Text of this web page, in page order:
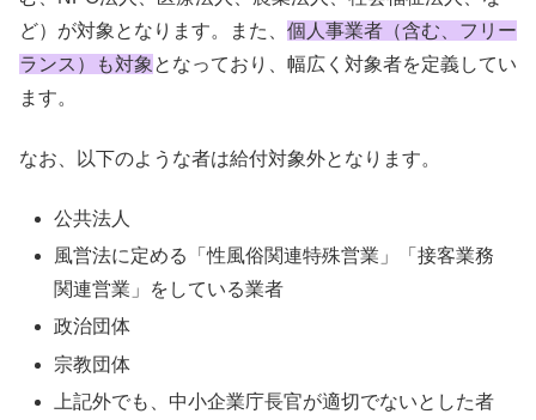
ど）が対象となります。また、 個人事業者（含む、フリー
ランス）も対象 となっており、幅広く対象者を定義してい
ます。
なお、以下のような者は給付対象外となります。
公共法人
風営法に定める「性風俗関連特殊営業」「接客業務
関連営業」をしている業者
政治団体
宗教団体
上記外でも、中小企業庁長官が適切でないとした者